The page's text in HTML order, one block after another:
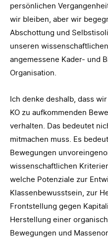
persönlichen
wir bleiben, aber wir
Abschottung und
unseren
angemessene Kader- und
Organisation.
Ich denke deshalb, dass
KO zu aufkommenden
verhalten. Das bedeutet
mitmachen muss. Es
Bewegungen
wissenschaftlichen
welche Potenziale zur
Klassenbewusstsein, zur
Frontstellung gegen
Herstellung einer
Bewegungen und